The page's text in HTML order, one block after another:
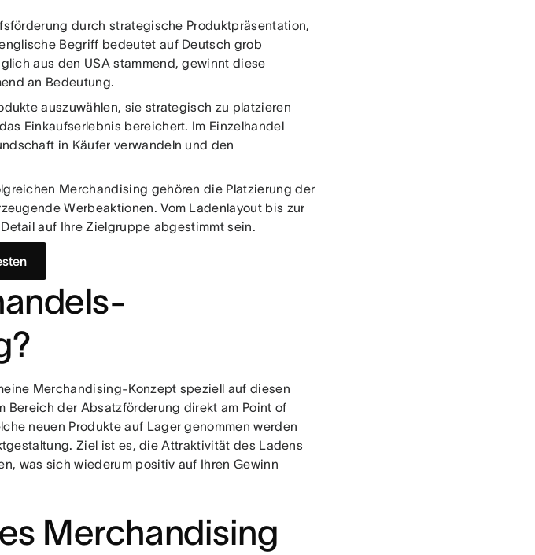
durch strategische Produktpräsentation,
Begriff bedeutet auf Deutsch grob
aus den USA stammend, gewinnt diese
an Bedeutung.
auszuwählen, sie strategisch zu platzieren
Einkaufserlebnis bereichert. Im Einzelhandel
in Käufer verwandeln und den
Merchandising gehören die Platzierung der
Werbeaktionen. Vom Ladenlayout bis zur
auf Ihre Zielgruppe abgestimmt sein.
Merchandising-Konzept speziell auf diesen
Bereich der Absatzförderung direkt am Point of
neuen Produkte auf Lager genommen werden
Ziel ist es, die Attraktivität des Ladens
was sich wiederum positiv auf Ihren Gewinn
Merchandising